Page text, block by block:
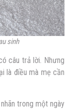
sinh
câu trả lời. Nhưng
là điều mà mẹ cần
trong một ngày